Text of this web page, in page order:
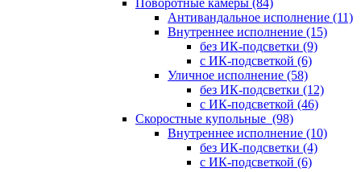
Поворотные камеры (84)
Антивандальное исполнение (11)
Внутреннее исполнение (15)
без ИК-подсветки (9)
с ИК-подсветкой (6)
Уличное исполнение (58)
без ИК-подсветки (12)
с ИК-подсветкой (46)
Скоростные купольные (98)
Внутреннее исполнение (10)
без ИК-подсветки (4)
с ИК-подсветкой (6)